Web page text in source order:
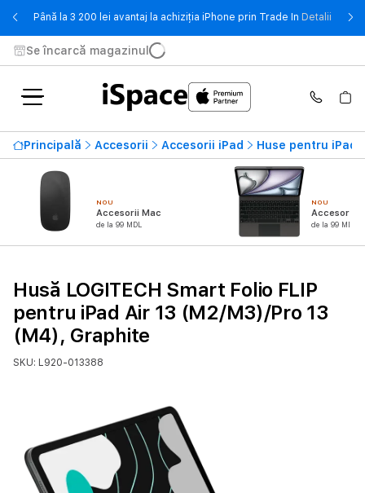
Până la 3 200 lei avantaj la achiziția iPhone prin Trade In Detalii -
Se încarcă magazinul
Principală Accesorii Accesorii iPad Huse pentru iPad
NOU
Accesorii Mac
de la 99 MDL
NOU
Accesorii
de la 99 MDL
Husă LOGITECH Smart Folio FLIP
pentru iPad Air 13 (M2/M3)/Pro 13
(M4), Graphite
SKU: L920-013388